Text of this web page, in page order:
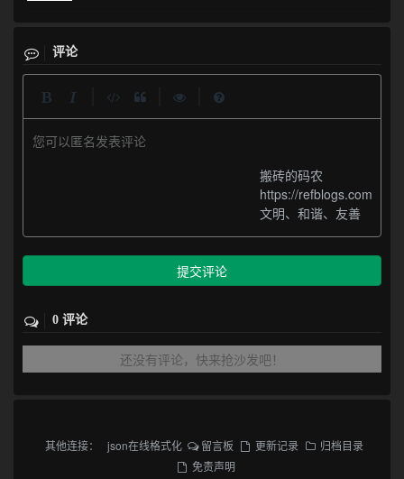
评论
您可以匿名发表评论
搬砖的码农
https://refblogs.com
文明、和谐、友善
提交评论
0 评论
还没有评论，快来抢沙发吧！
其他连接： json在线格式化 留言板 更新记录
归档目录
免责声明